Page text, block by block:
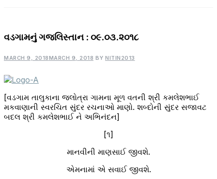
POEM-
વડગામનું ગજલિસ્તાન : ૦૯.૦૩.૨૦૧૮
MARCH 9, 2018MARCH 9, 2018 BY NITIN2013
[વડગામ તાલુકાના જલોત્રા ગામના મૂળ વતની શ્રી કમલેશભાઈ
મકવાણાની સ્વરચિત સુંદર રચનાઓ માણો. શબ્દોની સુંદર સજાવટ
બદલ શ્રી કમલેશભાઈ ને અભિનંદન]
[૧]
માનવીની માણસાઈ જીવશે.
એમનામાં એ સવાઈ જીવશે.